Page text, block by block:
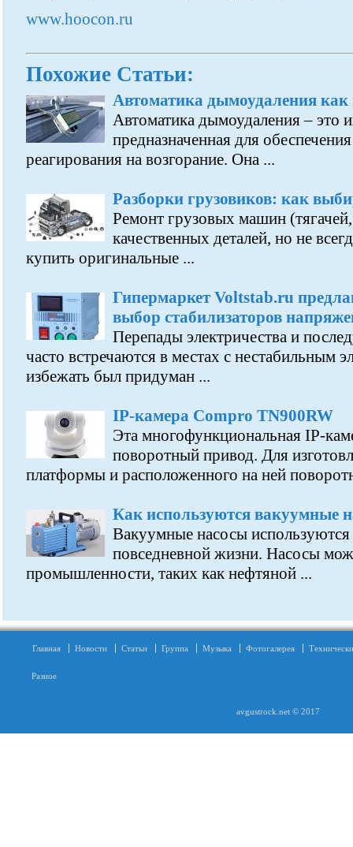
www.hoocon.ru
Похожие Статьи:
Автоматика дымоудаления
Автоматика дымоудаления – это
предназначенная для
реагирования на возгорание. Она ...
Разборки грузовиков: как
Ремонт грузовых машин
качественных деталей, но не
купить оригинальные ...
Гипермаркет Voltstab.ru
выбор стабилизаторов
Перепады электричества и
часто встречаются в местах с нестабильным
избежать был придуман ...
IP-камера Compro TN900RW
Эта многофункциональная IP-
поворотный привод. Для
платформы и расположенного на ней
Как используются вакуумные
Вакуумные насосы
повседневной жизни. Насосы
промышленности, таких как нефтяной ...
Главная Новости Статьи Группа Музыка Фотогалерея
Разное
avgustrock.net © 2017